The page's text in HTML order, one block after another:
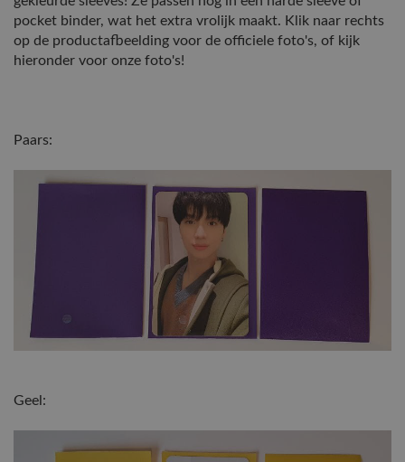
pocket binder, wat het extra vrolijk maakt. Klik naar rechts
op de productafbeelding voor de officiele foto's, of kijk
hieronder voor onze foto's!
Paars:
Geel: